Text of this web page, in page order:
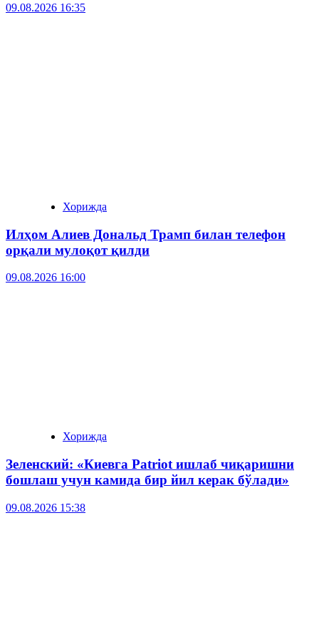
09.08.2026 16:35
Хорижда
Илҳом Алиев Дональд Трамп билан телефон
орқали мулоқот қилди
09.08.2026 16:00
Хорижда
Зеленский: «Киевга Patriot ишлаб чиқаришни
бошлаш учун камида бир йил керак бўлади»
09.08.2026 15:38